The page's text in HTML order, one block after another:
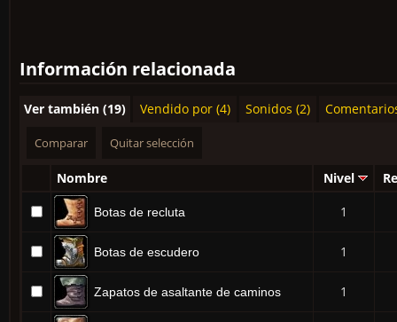
Información relacionada
Ver también (19) Vendido por (4) Sonidos (2)
Nombre Nivel
Botas de recluta 1
Botas de escudero 1
Zapatos de asaltante de caminos 1